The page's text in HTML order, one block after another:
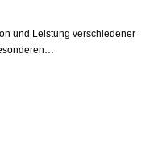
und Leistung verschiedener